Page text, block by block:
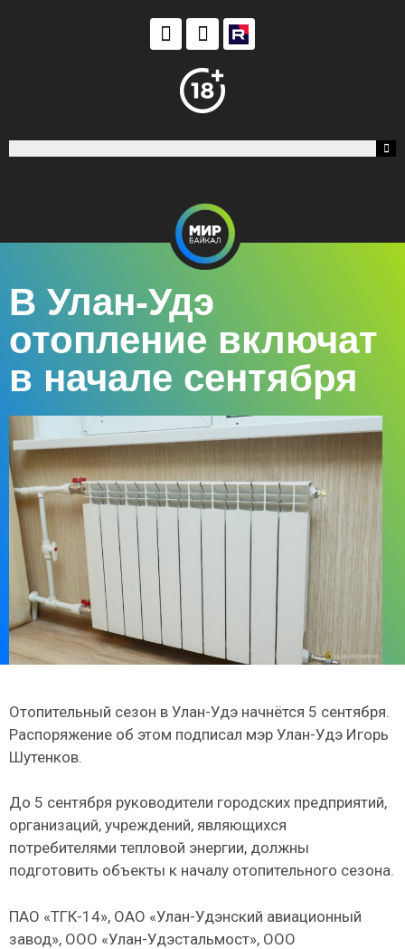
В Улан-Удэ
отопление включат
в начале сентября
Отопительный сезон в Улан-Удэ начнётся 5 сентября.
Распоряжение об этом подписал мэр Улан-Удэ Игорь
Шутенков.
До 5 сентября руководители городских предприятий,
организаций, учреждений, являющихся
потребителями тепловой энергии, должны
подготовить объекты к началу отопительного сезона.
ПАО «ТГК-14», ОАО «Улан-Удэнский авиационный
завод», ООО «Улан-Удэстальмост», ООО